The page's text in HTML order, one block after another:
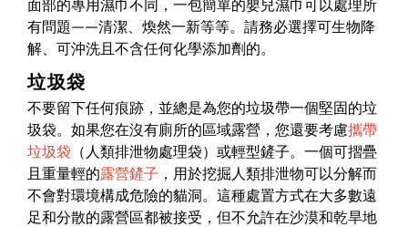
面部的專用濕巾不同，一包簡單的嬰兒濕巾可以處理所
有問題——清潔、煥然一新等等。請務必選擇可生物降
解、可沖洗且不含任何化學添加劑的。
垃圾袋
不要留下任何痕跡，並總是為您的垃圾帶一個堅固的垃
圾袋。如果您在沒有廁所的區域露營，您還要考慮攜帶
垃圾袋 （人類排泄物處理袋）或輕型鏟子。一個可摺疊
且重量輕的露營鏟子 ，用於挖掘人類排泄物可以分解而
不會對環境構成危險的貓洞。這種處置方式在大多數遠
足和分散的露營區都被接受，但不允許在沙漠和乾旱地